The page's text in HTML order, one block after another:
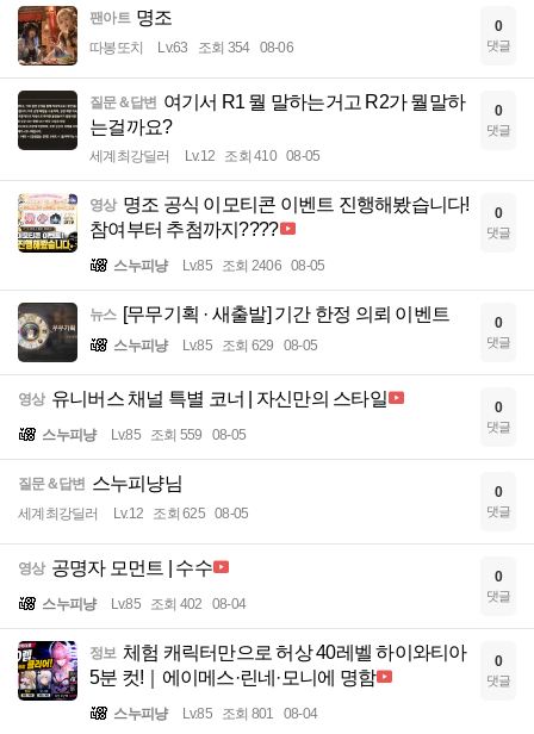
팬아트 명조
따봉또치 Lv.63 조회 354 08-06
0
댓글
질문＆답변 여기서 R1 뭘 말하는거고 R2가 뭘말하
는걸까요?
세계최강딜러 Lv.12 조회 410 08-05
0
댓글
영상 명조 공식 이모티콘 이벤트 진행해봤습니다!
참여부터 추첨까지????
스누피냥 Lv.85 조회 2406 08-05
0
댓글
뉴스 [무무기획 · 새출발] 기간 한정 의뢰 이벤트
스누피냥 Lv.85 조회 629 08-05
0
댓글
영상 유니버스 채널 특별 코너 | 자신만의 스타일
스누피냥 Lv.85 조회 559 08-05
0
댓글
질문＆답변 스누피냥님
세계최강딜러 Lv.12 조회 625 08-05
0
댓글
영상 공명자 모먼트 | 수수
스누피냥 Lv.85 조회 402 08-04
0
댓글
정보 체험 캐릭터만으로 허상 40레벨 하이와티아
5분 컷!｜에이메스·린네·모니에 명함
스누피냥 Lv.85 조회 801 08-04
0
댓글